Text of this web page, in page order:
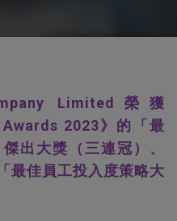
Limited榮獲
2023》的「最
出大獎（三連冠）、
最佳員工投入度策略大